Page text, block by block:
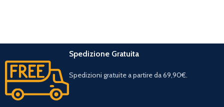
Spedizione Gratuita
Spedizioni gratuite a partire da 69,90€.